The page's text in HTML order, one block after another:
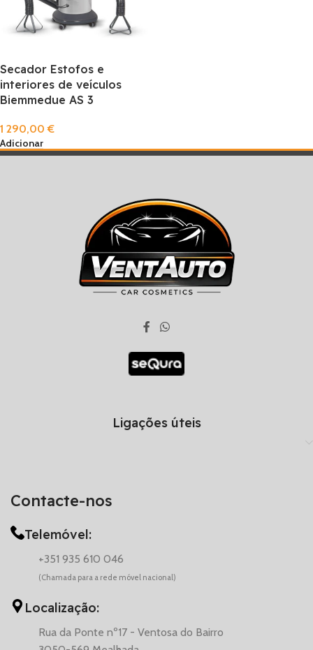
Secador Estofos e
interiores de veículos
Biemmedue AS 3
1 290,00€
Adicionar
Contacte-nos
Telemóvel:
+351 935 610 046
(Chamada para a rede móvel nacional)
Localização:
Rua da Ponte nº17 - Ventosa do Bairro
Ligações úteis